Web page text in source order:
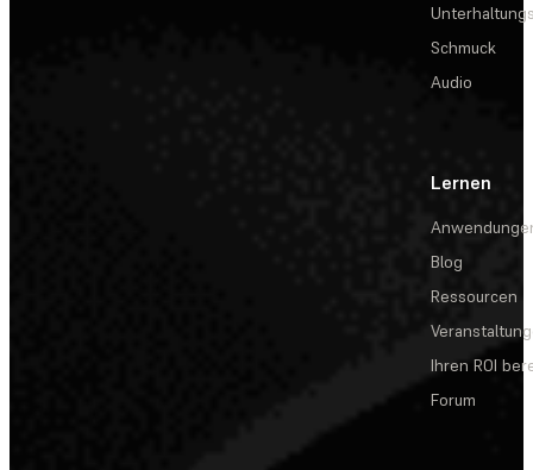
Schmuck
Audio
Lernen
Blog
Ressourcen
Ihren ROI
Forum